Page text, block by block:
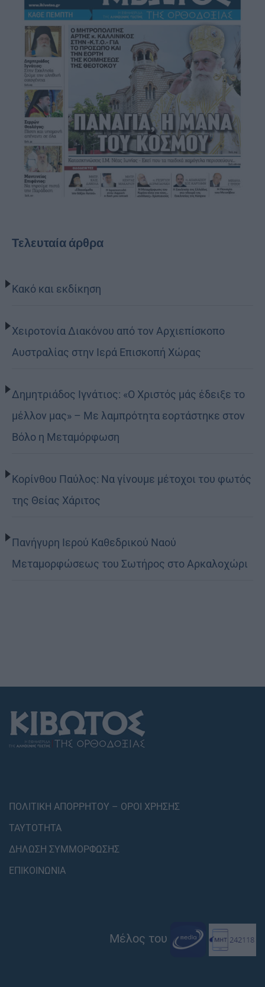
Τελευταία άρθρα
Κακό και εκδίκηση
Χειροτονία Διακόνου από τον Αρχιεπίσκοπο
Αυστραλίας στην Ιερά Επισκοπή Χώρας
Δημητριάδος Ιγνάτιος: «Ο Χριστός μάς έδειξε το
μέλλον μας» – Με λαμπρότητα εορτάστηκε στον
Βόλο η Μεταμόρφωση
Κορίνθου Παύλος: Να γίνουμε μέτοχοι του φωτός
της Θείας Χάριτος
Πανήγυρη Ιερού Καθεδρικού Ναού
Μεταμορφώσεως του Σωτήρος στο Αρκαλοχώρι
ΠΟΛΙΤΙΚΗ ΑΠΟΡΡΗΤΟΥ – ΟΡΟΙ ΧΡΗΣΗΣ
ΤΑΥΤΟΤΗΤΑ
ΔΗΛΩΣΗ ΣΥΜΜΟΡΦΩΣΗΣ
ΕΠΙΚΟΙΝΩΝΙΑ
Μέλος του